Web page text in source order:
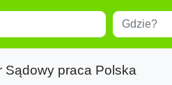
Miejscowość
Sądowy praca Polska